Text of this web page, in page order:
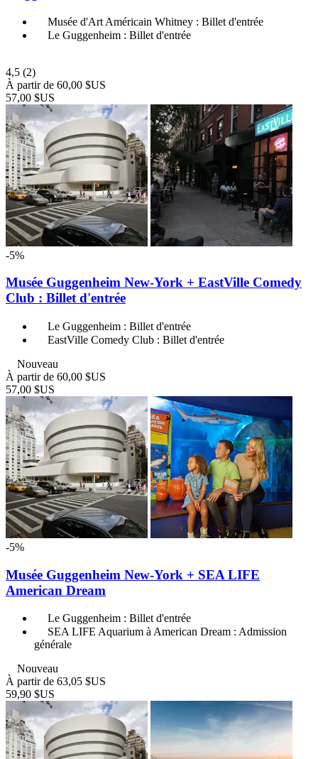
Musée d'Art Américain Whitney : Billet d'entrée
Le Guggenheim : Billet d'entrée
4,5 (2)
À partir de 60,00 $US
57,00 $US
-5%
Musée Guggenheim New-York + EastVille Comedy
Club : Billet d'entrée
Le Guggenheim : Billet d'entrée
EastVille Comedy Club : Billet d'entrée
Nouveau
À partir de 60,00 $US
57,00 $US
-5%
Musée Guggenheim New-York + SEA LIFE
American Dream
Le Guggenheim : Billet d'entrée
SEA LIFE Aquarium à American Dream : Admission
générale
Nouveau
À partir de 63,05 $US
59,90 $US